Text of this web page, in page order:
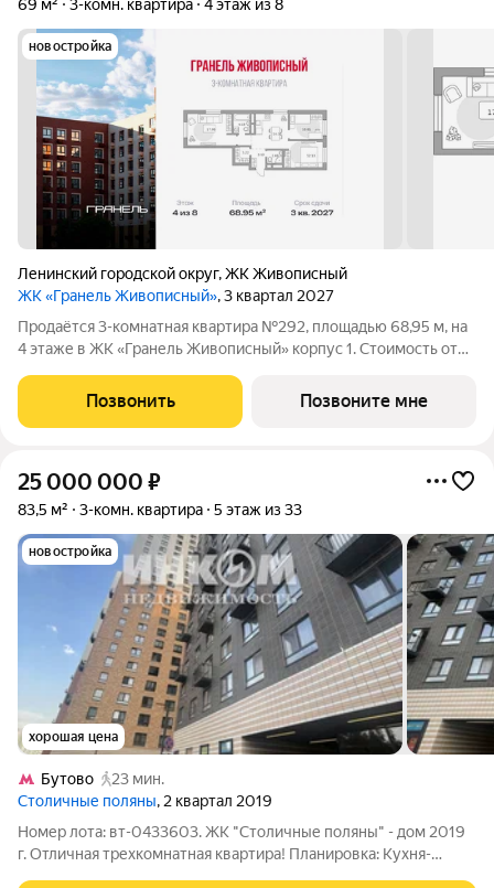
69 м² 3-комн. квартира 4 этаж из 8
новостройка
Ленинский городской округ,ЖК Живописный
ЖК «Гранель Живописный», 3 квартал 2027
Продаётся 3-комнатная квартира №292, площадью 68,95 м, на
4 этаже в ЖК «Гранель Живописный» корпус 1. Стоимость от
окна во двор. Для ценителей природы и красоты всего в 3,6 км
от МКАД в
Позвонить Позвоните мне
25 000 000 ₽
83,5 м² 3-комн. квартира 5 этаж из 33
новостройка
хорошая цена
Бутово
23 мин.
Столичные поляны, 2 квартал 2019
Номер лота: вт-0433603. ЖК "Столичные поляны" - дом 2019
г. Отличная трехкомнатная квартира! Планировка: Кухня-